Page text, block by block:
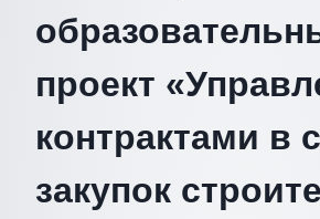
проект
контрактами в
закупок